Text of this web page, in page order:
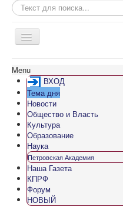
Toggle
Navigation
Menu
ВХОД
Тема дня
Новости
Общество и Власть
Культура
Образование
Наука
Петровская Академия
Наша Газета
КПРФ
Форум
НОВЫЙ